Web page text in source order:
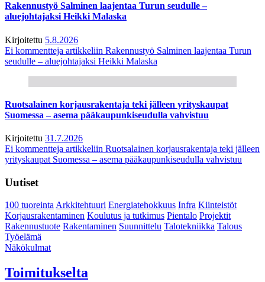
Rakennustyö Salminen laajentaa Turun seudulle –
aluejohtajaksi Heikki Malaska
Kirjoitettu 5.8.2026
Ei kommentteja artikkeliin Rakennustyö Salminen laajentaa Turun
seudulle – aluejohtajaksi Heikki Malaska
Ruotsalainen korjausrakentaja teki jälleen yrityskaupat
Suomessa – asema pääkaupunkiseudulla vahvistuu
Kirjoitettu 31.7.2026
Ei kommentteja artikkeliin Ruotsalainen korjausrakentaja teki jälleen
yrityskaupat Suomessa – asema pääkaupunkiseudulla vahvistuu
Uutiset
100 tuoreintaArkkitehtuuri Energiatehokkuus Infra Kiinteistöt
Korjausrakentaminen Koulutus ja tutkimus Pientalo Projektit
Rakennustuote Rakentaminen Suunnittelu Talotekniikka Talous
Työelämä
Näkökulmat
Toimitukselta